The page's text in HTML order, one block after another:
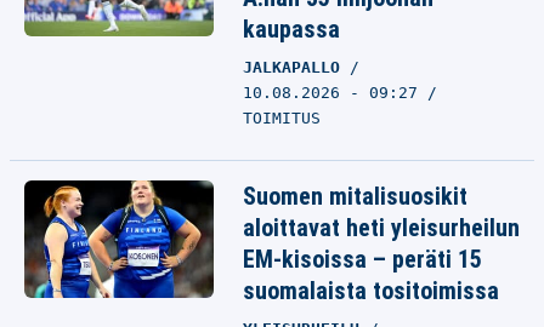
kaupassa
JALKAPALLO
10.08.2026 - 09:27
TOIMITUS
Suomen mitalisuosikit
aloittavat heti yleisurheilun
EM-kisoissa – peräti 15
suomalaista tositoimissa